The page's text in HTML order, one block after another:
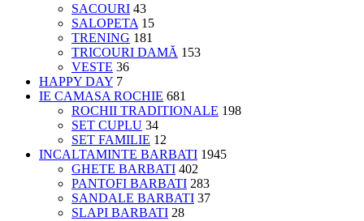
SACOURI 43
SALOPETA 15
TRENING 181
TRICOURI DAMĂ 153
VESTE 36
HAPPY DAY 7
IE CAMASA ROCHIE 681
ROCHII TRADITIONALE 198
SET CUPLU 34
SET FAMILIE 12
INCALTAMINTE BARBATI 1945
GHETE BARBATI 402
PANTOFI BARBATI 283
SANDALE BARBATI 37
SLAPI BARBATI 28